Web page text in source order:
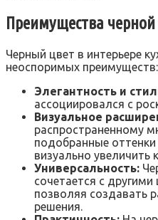
Преимущества черной
Черный цвет в интерьере
неоспоримых преимуществ:
Элегантность и
ассоциировался с
Визуальное
распространенному
подобранные оттенки
визуально увеличить
Универсальность:
сочетается с
позволяя создавать
решения.